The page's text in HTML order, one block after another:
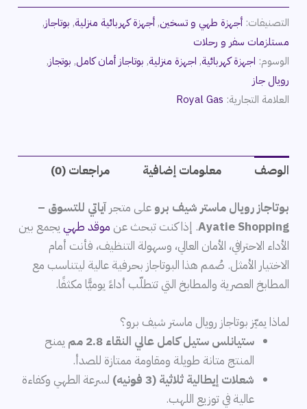
التصنيفات:أجهزة طهي و تسخين,أجهزة كهربائية منزلية, بوتاجاز,
مستلزمات سفر و رحلات
الوسوم: اجهزة كهربائية, اجهزة منزلية, بوتاجاز أمان كامل, بوتجاز,
رويال جاز
العلامة التجارية: Royal Gas
الوصف معلومات إضافية مراجعات (0)
بوتاجاز رويال ماستر شيف برو على متجرآياتي للتسوق –
Ayatie Shopping. إذا كنت تبحث عن موقد طهي يجمع بين
الأداء الاحترافي، الأمان العالي، وسهولة التنظيف، فأنت أمام
الاختيار الأمثل. صُمم هذا البوتاجاز بحرفية عالية ليتناسب مع
المطابخ العصرية والمطابخ التي تتطلّب أداءً يوميًّا مكثفًا.
لماذا يميّز بوتاجاز رويال ماستر شيف برو؟
ستيانلس ستيل كامل عالي النقاء 2.8 مم
يمنح
المنتج متانة طويلة ومقاومة ممتازة للصدأ.
شعلات إيطالية ثلاثية (3 فونيه)
لسرعة الطهي وكفاءة
عالية في توزيع اللهب.